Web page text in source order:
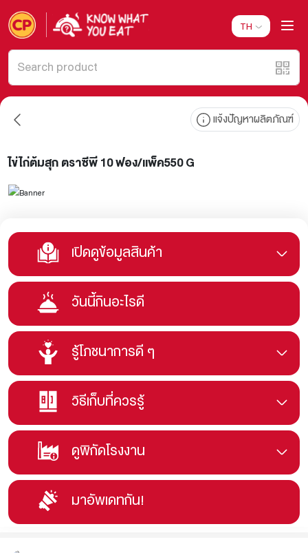
TH
แจ้งปัญหาผลิตภัณฑ์
ไข่ไก่ต้มสุก ตราซีพี 10 ฟอง/แพ็ค550 G
เปิดดูข้อมูลสินค้า
วันนี้กินอะไรดี
รู้โภชนาการดี ๆ
วิธีเก็บที่ควรรู้
ดูพิกัดโรงงาน
มาอัพเดทกัน!